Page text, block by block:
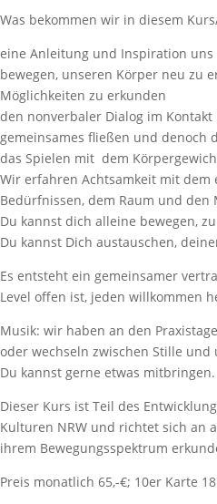
Was bekommen wir in diesem
eine Anleitung und Inspiration
bewegen, unseren Körper neu zu
Möglichkeiten zu erkunden
den nonverbaler Dialog im
gemeinsames fließen und denoch
das Spielen mit dem
Wir erfahren Achtsamkeit mit dem
Bedürfnissen, dem Raum und
Du kannst dich alleine bewegen,
Du kannst Dich austauschen,
Es entsteht ein gemeinsamer
Level offen ist, jeden willkommen
Musik: wir haben an den
oder wechseln zwischen Stille
Du kannst gerne etwas mitbringen.
Dieser Kurs ist Teil des
Kulturen NRW und richtet sich an
ihrem Bewegungsspektrum
Preis monatlich 65,-€; 10er Karte